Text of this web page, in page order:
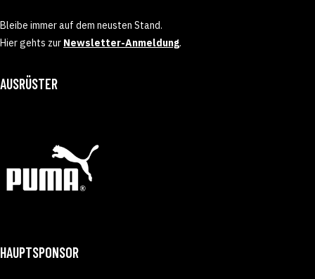
Bleibe immer auf dem neusten Stand.
Hier gehts zur Newsletter-Anmeldung.
AUSRÜSTER
HAUPTSPONSOR